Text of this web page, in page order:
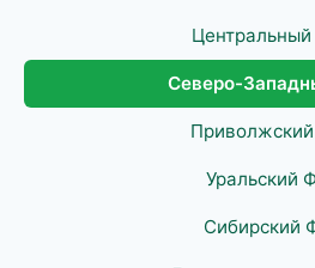
Северо-
Уральский
Сибирский